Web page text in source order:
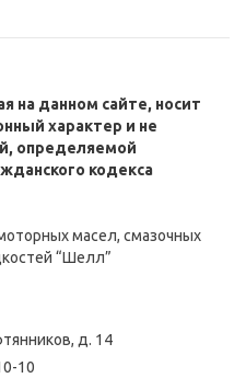
на данном сайте, носит
характер и не
определяемой
кодекса
масел, смазочных
“Шелл”
д. 14
10